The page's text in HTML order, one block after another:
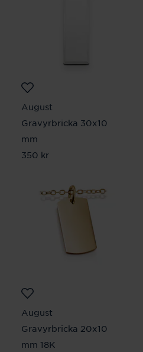
August
Gravyrbricka 30x10
mm
Pris:350 kr
350 kr
August
Gravyrbricka 20x10
mm 18K